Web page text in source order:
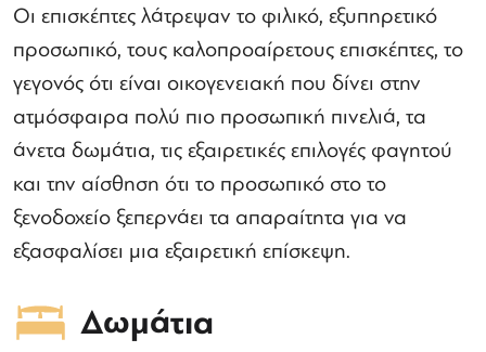
Οι επισκέπτες λάτρεψαν το φιλικό, εξυπηρετικό
προσωπικό, τους καλοπροαίρετους επισκέπτες, το
γεγονός ότι είναι οικογενειακή που δίνει στην
ατμόσφαιρα πολύ πιο προσωπική πινελιά, τα
άνετα δωμάτια, τις εξαιρετικές επιλογές φαγητού
και την αίσθηση ότι το προσωπικό στο το
ξενοδοχείο ξεπερνάει τα απαραίτητα για να
εξασφαλίσει μια εξαιρετική επίσκεψη.
Δωμάτια